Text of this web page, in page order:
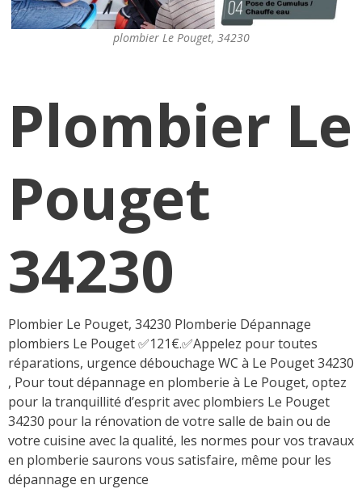
plombier Le Pouget, 34230
Plombier Le
Pouget
34230
Plombier Le Pouget, 34230 Plomberie Dépannage
plombiers Le Pouget ✅121€.✅Appelez pour toutes
réparations, urgence débouchage WC à Le Pouget 34230
, Pour tout dépannage en plomberie à Le Pouget, optez
pour la tranquillité d’esprit avec plombiers Le Pouget
34230 pour la rénovation de votre salle de bain ou de
votre cuisine avec la qualité, les normes pour vos travaux
en plomberie saurons vous satisfaire, même pour les
dépannage en urgence